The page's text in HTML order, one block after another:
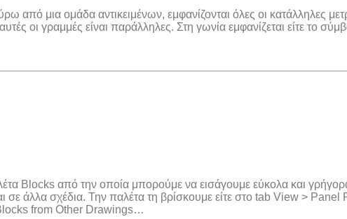
από μια ομάδα αντικειμένων, εμφανίζονται όλες οι κατάλληλες
οι γραμμές είναι παράλληλες. Στη γωνία εμφανίζεται είτε το
Blocks από την οποία μπορούμε να εισάγουμε εύκολα και
σε άλλα σχέδια. Την παλέτα τη βρίσκουμε είτε στο tab View > Panel
from Other Drawings…